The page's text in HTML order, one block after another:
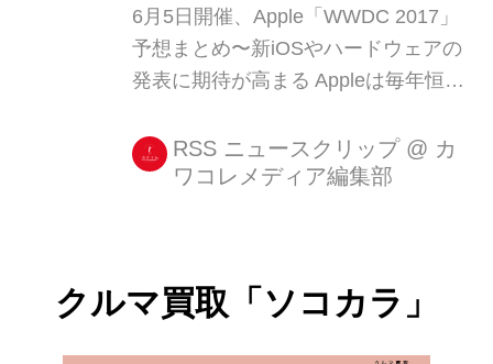
6月5日開催、Apple「WWDC 2017」
予想まとめ〜新iOSやハードウェアの
発表に期待が高まる Appleは毎年恒例
ンス「WWDC 2017」(Worldwide
Developers Conference:世界開発者会
RSS ニュースクリップ @ カ
ワコレメディア編集部
クルマ買取「ソコカラ」